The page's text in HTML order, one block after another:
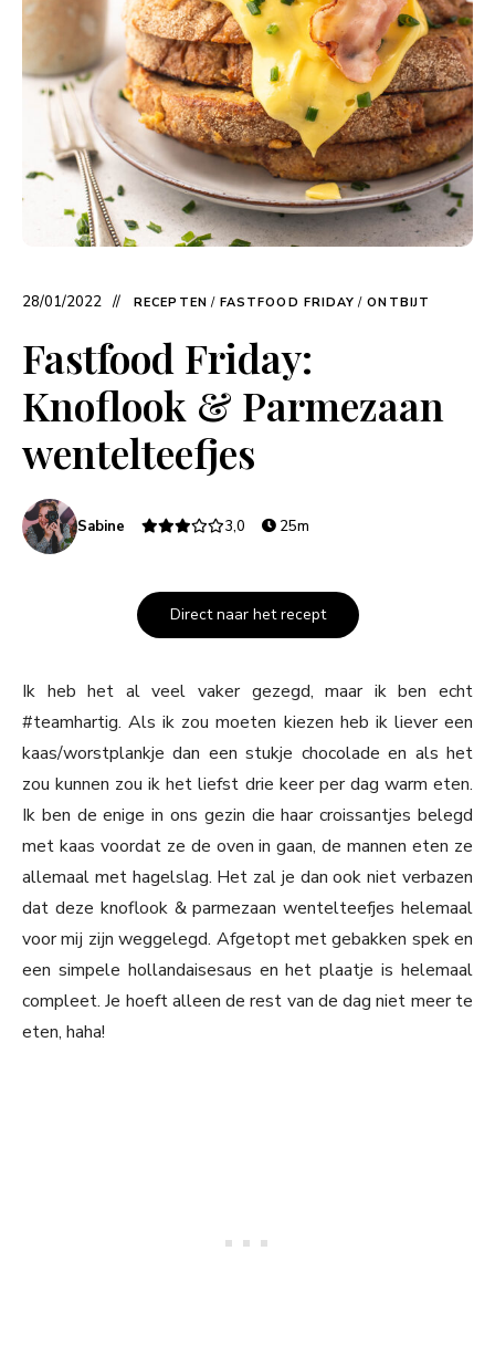
28/01/2022 RECEPTEN / FASTFOOD FRIDAY / ONTBIJT
Fastfood Friday:
Knoflook & Parmezaan
wentelteefjes
Sabine 3,0 25m
Direct naar het recept
Ik heb het al veel vaker gezegd, maar ik ben echt
#teamhartig. Als ik zou moeten kiezen heb ik liever een
kaas/worstplankje dan een stukje chocolade en als het
zou kunnen zou ik het liefst drie keer per dag warm eten.
Ik ben de enige in ons gezin die haar croissantjes belegd
met kaas voordat ze de oven in gaan, de mannen eten ze
allemaal met hagelslag. Het zal je dan ook niet verbazen
dat deze knoflook & parmezaan wentelteefjes helemaal
voor mij zijn weggelegd. Afgetopt met gebakken spek en
een simpele hollandaisesaus en het plaatje is helemaal
compleet. Je hoeft alleen de rest van de dag niet meer te
eten, haha!